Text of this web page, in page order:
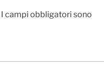
I campi obbligatori sono